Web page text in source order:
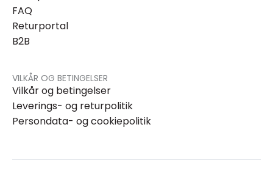
FAQ
Returportal
B2B
VILKÅR OG BETINGELSER
Vilkår og betingelser
Leverings- og returpolitik
Persondata- og cookiepolitik